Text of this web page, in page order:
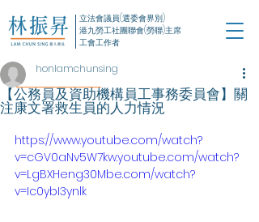
立法會議員(選委會界別)
港九勞工社團聯會(勞聯)主席
工會工作者
【公務員及資助機構員工事務委員會】關
注康文署救生員的人力情況
honlamchunsing
https://www.youtube.com/watch?
v=cGV0aNv5W7kw.youtube.com/watch?
v=LgBXHeng30Mbe.com/watch?
v=Ic0ybI3ynlk